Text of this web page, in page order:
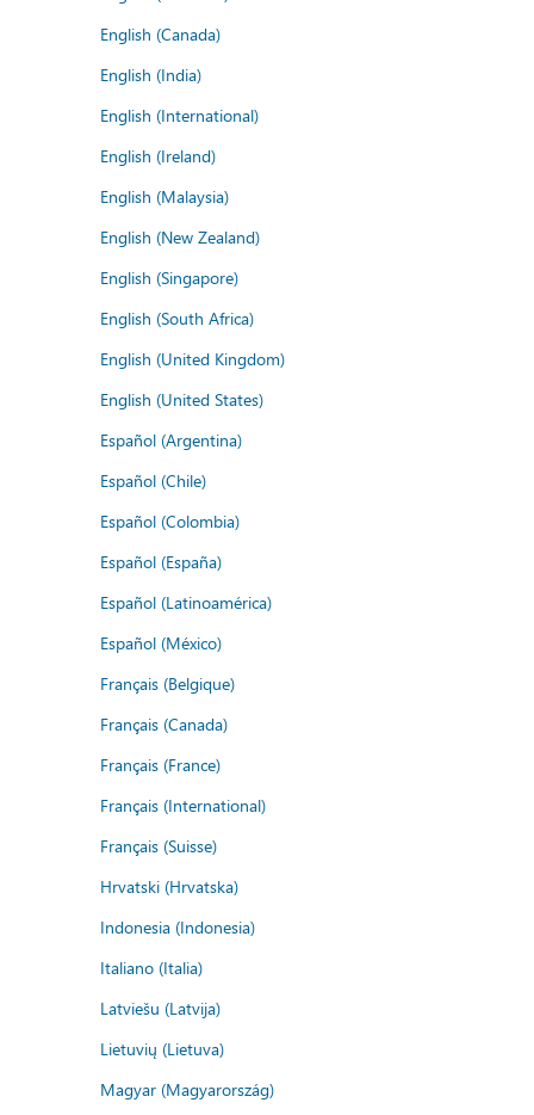
English (Canada)
English (India)
English (International)
English (Ireland)
English (Malaysia)
English (New Zealand)
English (Singapore)
English (South Africa)
English (United Kingdom)
English (United States)
Español (Argentina)
Español (Chile)
Español (Colombia)
Español (España)
Español (Latinoamérica)
Español (México)
Français (Belgique)
Français (Canada)
Français (France)
Français (International)
Français (Suisse)
Hrvatski (Hrvatska)
Indonesia (Indonesia)
Italiano (Italia)
Latviešu (Latvija)
Lietuvių (Lietuva)
Magyar (Magyarország)